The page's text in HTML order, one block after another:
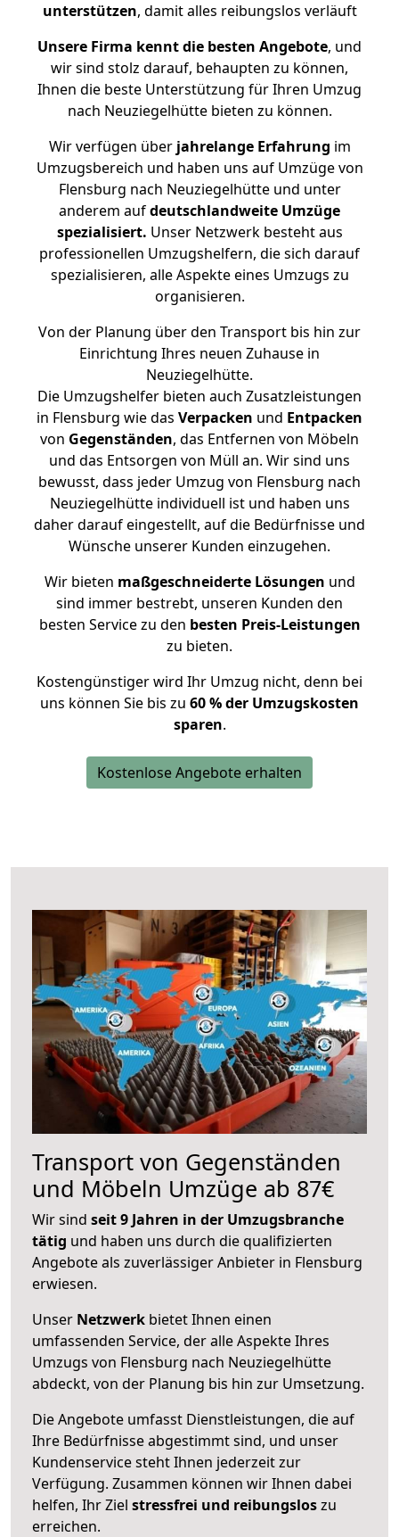
unterstützen, damit alles reibungslos verläuft
Unsere Firma kennt die besten Angebote, und
wir sind stolz darauf, behaupten zu können,
Ihnen die beste Unterstützung für Ihren Umzug
nach Neuziegelhütte bieten zu können.
Wir verfügen überjahrelange Erfahrung im
Umzugsbereich und haben uns auf Umzüge von
Flensburg nach Neuziegelhütte und unter
anderem aufdeutschlandweite Umzüge
spezialisiert. Unser Netzwerk besteht aus
professionellen Umzugshelfern, die sich darauf
spezialisieren, alle Aspekte eines Umzugs zu
organisieren.
Von der Planung über den Transport bis hin zur
Einrichtung Ihres neuen Zuhause in
Neuziegelhütte.
Die Umzugshelfer bieten auch Zusatzleistungen
in Flensburg wie das Verpacken und Entpacken
von Gegenständen, das Entfernen von Möbeln
und das Entsorgen von Müll an. Wir sind uns
bewusst, dass jeder Umzug von Flensburg nach
Neuziegelhütte individuell ist und haben uns
daher darauf eingestellt, auf die Bedürfnisse und
Wünsche unserer Kunden einzugehen.
Wir bieten maßgeschneiderte Lösungen und
sind immer bestrebt, unseren Kunden den
besten Service zu den besten Preis-Leistungen
zu bieten.
Kostengünstiger wird Ihr Umzug nicht, denn bei
uns können Sie bis zu 60 % der Umzugskosten
sparen.
Kostenlose Angebote erhalten
Transport von Gegenständen
und Möbeln Umzüge ab 87€
Wir sind seit 9 Jahren in der Umzugsbranche
tätig und haben uns durch die qualifizierten
Angebote als zuverlässiger Anbieter in Flensburg
erwiesen.
Unser Netzwerk bietet Ihnen einen
umfassenden Service, der alle Aspekte Ihres
Umzugs von Flensburg nach Neuziegelhütte
abdeckt, von der Planung bis hin zur Umsetzung.
Die Angebote umfasst Dienstleistungen, die auf
Ihre Bedürfnisse abgestimmt sind, und unser
Kundenservice steht Ihnen jederzeit zur
Verfügung. Zusammen können wir Ihnen dabei
helfen, Ihr Ziel stressfrei und reibungsloszu
erreichen.